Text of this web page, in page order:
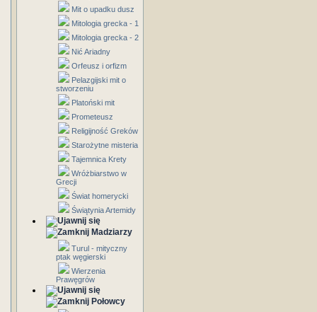
Mit o upadku dusz
Mitologia grecka - 1
Mitologia grecka - 2
Nić Ariadny
Orfeusz i orfizm
Pelazgijski mit o
stworzeniu
Platoński mit
Prometeusz
Religijność Greków
Starożytne misteria
Tajemnica Krety
Wróżbiarstwo w
Grecji
Świat homerycki
Świątynia Artemidy
Madziarzy
Turul - mityczny
ptak węgierski
Wierzenia
Prawęgrów
Połowcy